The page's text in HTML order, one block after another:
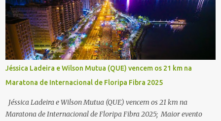
Jéssica Ladeira e Wilson Mutua (QUE) vencem os 21 km na
Maratona de Internacional de Floripa Fibra 2025
Jéssica Ladeira e Wilson Mutua (QUE) vencem os 21 km na
Maratona de Internacional de Floripa Fibra 2025; Maior evento